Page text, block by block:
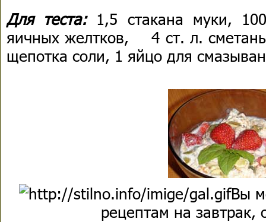
Для теста: 1,5 стакана муки,
яичных желтков, 4 ст. л.
щепотка соли, 1 яйцо для
Вы
рецептам на завтрак,